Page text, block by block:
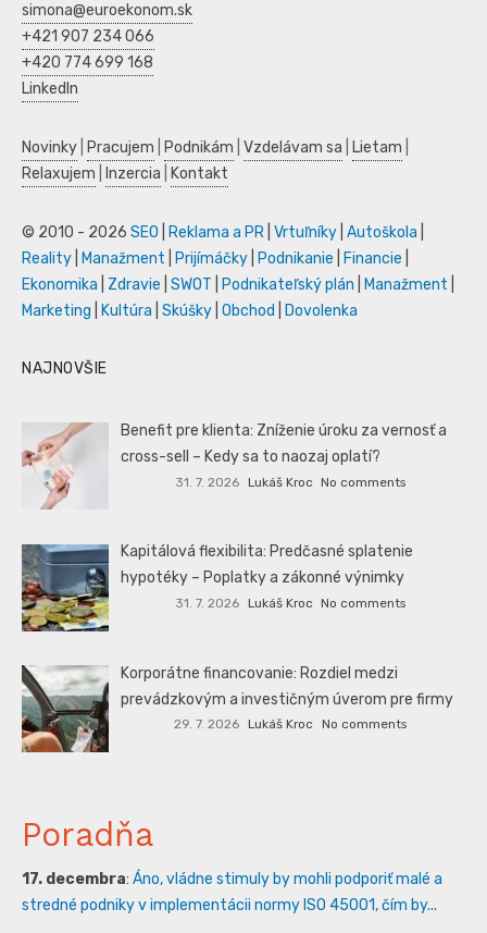
simona@euroekonom.sk
+421 907 234 066
+420 774 699 168
LinkedIn
Novinky Pracujem Podnikám Vzdelávam sa Lietam
Relaxujem
Inzercia Kontakt
© 2010 - 2026 SEO Reklama a PR Vrtuľníky Autoškola
Reality
Manažment Prijímáčky Podnikanie Financie
Ekonomika
Zdravie SWOT Podnikateľský plán Manažment
Marketing
Kultúra Skúšky Obchod Dovolenka
NAJNOVŠIE
Benefit pre klienta: Zníženie úroku za vernosť a
cross-sell – Kedy sa to naozaj oplatí?
31. 7. 2026 Lukáš Kroc No comments
Kapitálová flexibilita: Predčasné splatenie
hypotéky – Poplatky a zákonné výnimky
31. 7. 2026 Lukáš Kroc No comments
Korporátne financovanie: Rozdiel medzi
prevádzkovým a investičným úverom pre firmy
29. 7. 2026 Lukáš Kroc No comments
Poradňa
17. decembra: Áno, vládne stimuly by mohli podporiť malé a
stredné podniky v implementácii normy ISO 45001, čím by...